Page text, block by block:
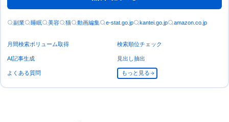
副業 睡眠 美容 猫 動画編集 e-stat.go.jp kantei.go.jp amazon.co.jp
月間検索ボリューム取得 検索順位チェック
AI記事生成 見出し抽出
よくある質問 もっと見る